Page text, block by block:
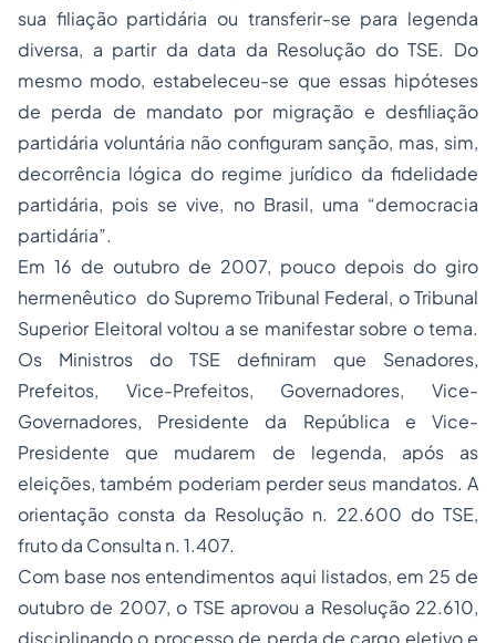
sua filiação partidária ou transferir-se para legenda
diversa, a partir da data da Resolução do TSE. Do
mesmo modo, estabeleceu-se que essas hipóteses
de perda de mandato por migração e desfiliação
partidária voluntária não configuram sanção, mas, sim,
decorrência lógica do regime jurídico da fidelidade
partidária, pois se vive, no Brasil, uma “democracia
partidária”.
Em 16 de outubro de 2007, pouco depois do giro
hermenêutico do Supremo Tribunal Federal, o Tribunal
Superior Eleitoral voltou a se manifestar sobre o tema.
Os Ministros do TSE definiram que Senadores,
Prefeitos, Vice-Prefeitos, Governadores, Vice-
Governadores, Presidente da República e Vice-
Presidente que mudarem de legenda, após as
eleições, também poderiam perder seus mandatos. A
orientação consta da Resolução n. 22.600 do TSE,
fruto da Consulta n. 1.407.
Com base nos entendimentos aqui listados, em 25 de
outubro de 2007, o TSE aprovou a Resolução 22.610,
disciplinando o processo de perda de cargo eletivo e